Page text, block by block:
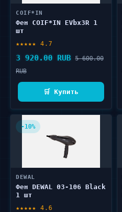
COIF*IN
Фен COIF*IN EVbx3R 1
шт
★★★★★ 4.7
3 920.00 RUB 5 600.00
RUB
🛒 Купить
-10%
DEWAL
Фен DEWAL 03-106 Black
1 шт
★★★★★ 4.6